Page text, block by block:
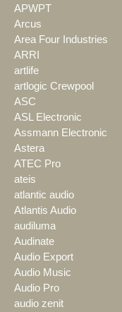
APWPT
Arcus
Area Four Industries
ARRI
artlife
artlogic Crewpool
ASC
ASL Electronic
Assmann Electronic
Astera
ATEC Pro
ateis
atlantic audio
Atlantis Audio
audiluma
Audinate
Audio Export
Audio Music
Audio Pro
audio zenit